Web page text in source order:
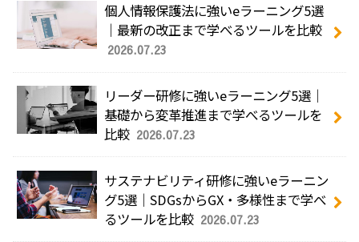
個人情報保護法に強いeラーニング5選
｜最新の改正まで学べるツールを比較
2026.07.23
リーダー研修に強いeラーニング5選｜
基礎から変革推進まで学べるツールを
比較 2026.07.23
サステナビリティ研修に強いeラーニン
グ5選｜SDGsからGX・多様性まで学べ
るツールを比較 2026.07.23